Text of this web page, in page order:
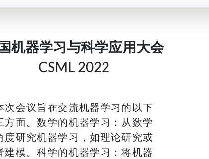
机器学习与科学应用大会
CSML 2022
次会议旨在交流机器学习的以下
方面。数学的机器学习：从数学
度研究机器学习，如理论研究或
建模。科学的机器学习：将机器